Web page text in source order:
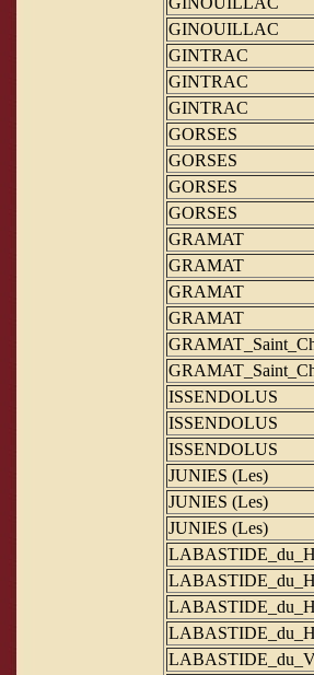
GINOUILLAC
GINTRAC
GINTRAC
GINTRAC
GORSES
GORSES
GORSES
GORSES
GRAMAT
GRAMAT
GRAMAT
GRAMAT
ISSENDOLUS
ISSENDOLUS
ISSENDOLUS
JUNIES (Les)
JUNIES (Les)
JUNIES (Les)